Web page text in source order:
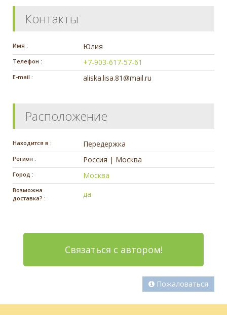
Контакты
Имя : Юлия
Телефон : +7-903-617-57-61
E-mail : aliska.lisa.81@mail.ru
Расположение
Находится в : Передержка
Регион : Россия | Москва
Город : Москва
Возможна
доставка? :
да
Связаться с автором!
Пожаловаться